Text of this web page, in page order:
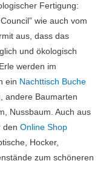
Fertigung:
wie auch vom
aus, dass das
und ökologisch
werden im
ein Nachttisch Buche
andere Baumarten
Nussbaum. Auch aus
den Online Shop
Hocker,
zum schöneren